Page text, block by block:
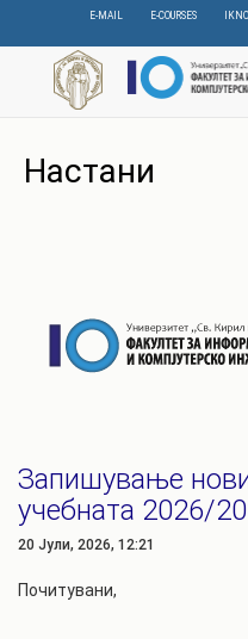
content
E-MAIL E-COURSES
Настани
Запишување
учебната 2026/
20 Јули, 2026, 12:21
Почитувани,